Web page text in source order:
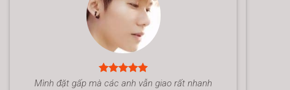
Mình đặt gấp mà các anh vẫn giao rất nhanh